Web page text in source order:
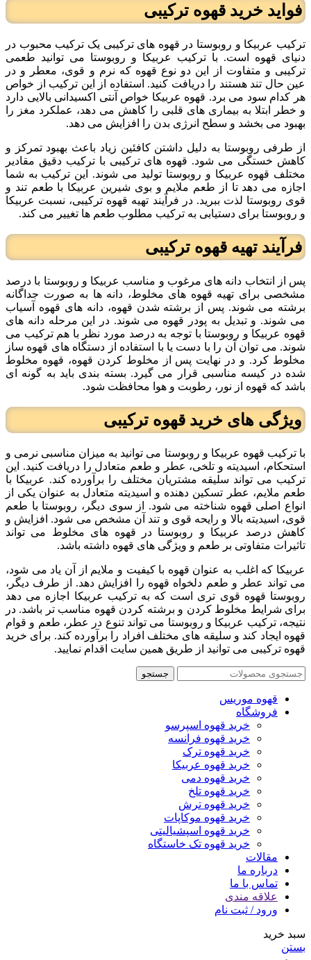
فواید خرید قهوه ترکیبی
ترکیب عربیکا و روبوستا در قهوه های ترکیبی یک ترکیب محبوب در
دنیای قهوه است. با ترکیب عربیکا و روبوستا می توانید طعمی
ترکیبی و متفاوت از این دو نوع قهوه که نرم و قوی، معطر و در
عین حال تند هستند را دریافت کنید. استفاده از این ترکیب از خواص
هر کدام سود می برد. قهوه عربیکا خواص آنتی اکسیدانی بالایی دارد
و خطر ابتلا به بیماری های قلبی را کاهش می دهد، عملکرد مغز را
بهبود می بخشد و سطح انرژی بدن را افزایش می دهد.
از طرفی روبوستا به دلیل داشتن کافئین زیاد باعث بهبود تمرکز و
کاهش خستگی می شود. قهوه های ترکیبی با ترکیب دقیق مقادیر
مختلف قهوه عربیکا و روبوستا تولید می شوند. این ترکیب به شما
اجازه می دهد تا از طعم ملایم و بوی شیرین عربیکا با طعم تند و
قوی روبوستا لذت ببرید. در فرآیند تهیه قهوه ترکیبی، نسبت عربیکا
و روبوستا برای دستیابی به ترکیب مطلوب طعم ها تغییر می کند.
فرآیند تهیه قهوه ترکیبی
پس از انتخاب دانه های مرغوب و مناسب عربیکا و روبوستا با درصد
مشخصی برای تهیه قهوه های مخلوط، دانه ها به صورت جداگانه
برشته می شوند. پس از برشته شدن قهوه، دانه های قهوه آسیاب
می شوند. و تبدیل به پودر قهوه می شوند. در این مرحله دانه های
قهوه عربیکا و روبوستا با توجه به درصد مورد نظر با هم ترکیب می
شوند. می توان آن را با دست یا با استفاده از دستگاه های قهوه ساز
مخلوط کرد. و در نهایت پس از مخلوط کردن قهوه، قهوه مخلوط
شده در کیسه مناسبی قرار می گیرد. بسته بندی باید به گونه ای
باشد که قهوه از نور، رطوبت و هوا محافظت شود.
ویژگی های خرید قهوه ترکیبی
با ترکیب قهوه عربیکا و روبوستا می توانید به میزان مناسبی نرمی و
استحکام، اسیدیته و تلخی، عطر و طعم متعادل را دریافت کنید. این
ترکیب می تواند سلیقه مشتریان مختلف را برآورده کند. عربیکا با
طعم ملایم، عطر تسکین دهنده و اسیدیته متعادل به عنوان یکی از
انواع اصلی قهوه شناخته می شود. از سوی دیگر، روبوستا با طعم
قوی، اسیدیته بالا و رایحه قوی و تند آن مشخص می شود. افزایش و
کاهش درصد عربیکا و روبوستا در قهوه های مخلوط می تواند
تاثیرات متفاوتی بر طعم و ویژگی های قهوه داشته باشد.
عربیکا که اغلب به عنوان قهوه با کیفیت و ملایم از آن یاد می شود،
می تواند عطر و طعم دلخواه قهوه را افزایش دهد. از طرف دیگر،
روبوستا قهوه قوی تری است که به ترکیب عربیکا اجازه می دهد
برای شرایط مخلوط کردن و برشته کردن قهوه مناسب تر باشد. در
نتیجه، ترکیب عربیکا و روبوستا می تواند تنوع در عطر، طعم و قوام
قهوه ایجاد کند و سلیقه های مختلف افراد را برآورده کند. برای خرید
قهوه ترکیبی می توانید از طریق همین سایت اقدام نمایید.
جستجو
قهوه موریس
فروشگاه
خرید قهوه اسپرسو
خرید قهوه فرانسه
خرید قهوه ترک
خرید قهوه عربیکا
خرید قهوه دمی
خرید قهوه تلخ
خرید قهوه ترش
خرید قهوه موکاپات
خرید قهوه اسپشیالیتی
خرید قهوه تک خاستگاه
مقالات
درباره ما
تماس با ما
علاقه مندی
ورود / ثبت نام
سبد خرید
بستن